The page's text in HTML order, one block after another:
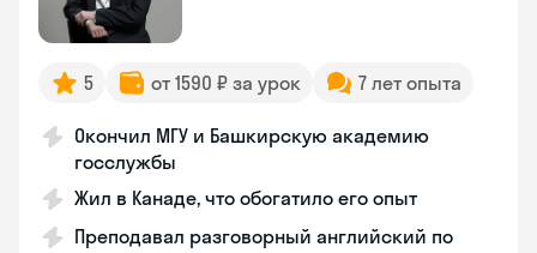
5 от 1590 ₽ за урок 7 лет опыта
Окончил МГУ и Башкирскую академию
госслужбы
Жил в Канаде, что обогатило его опыт
Преподавал разговорный английский по